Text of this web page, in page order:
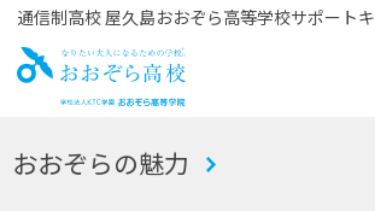
通信制高校 屋久島おおぞら高等学校サポート
お
おおぞらの魅力